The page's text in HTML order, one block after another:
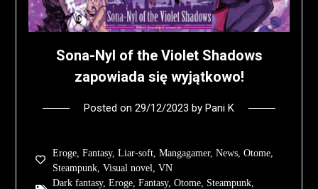
Sona-Nyl of the Violet Shadows
zapowiada się wyjątkowo!
Posted on 29/12/2023 by Pani K
Eroge, Fantasy, Liar-soft, Mangagamer, News, Otome,
Steampunk, Visual novel VN
Dark fantasy, Eroge, Fantasy, Otome, Steampunk,